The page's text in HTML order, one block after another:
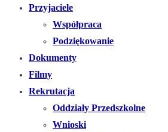
Przyjaciele
Współpraca
Podziękowanie
Dokumenty
Filmy
Rekrutacja
Oddziały Przedszkolne
Wnioski